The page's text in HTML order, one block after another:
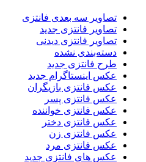
تصاویر سه بعدی فانتزی
تصاویر فانتزی جدید
تصاویر فانتزی دیدنی
دسته‌بندی نشده
طرح فانتزی جدید
عکس اینستاگرام جدید
عکس فانتزی بازیگران
عکس فانتزی پسر
عکس فانتزی خواننده
عکس فانتزی دختر
عکس فانتزی زن
عکس فانتزی مرد
عکس های فانتزی جدید